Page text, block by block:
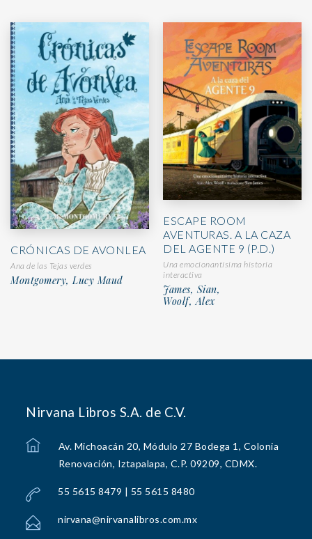
CRÓNICAS DE AVONLEA
Ana de las Tejas verdes
Montgomery, Lucy Maud
ESCAPE ROOM
AVENTURAS. A LA CAZA
DEL AGENTE 9 (P.D.)
Una emocionantísima historia
interactiva
James, Sian,
Woolf, Alex
Nirvana Libros S.A. de C.V.
Av. Michoacán 20, Módulo 27 Bodega 1, Colonia
Renovación, Iztapalapa, C.P. 09209, CDMX.
55 5615 8479 | 55 5615 8480
nirvana@nirvanalibros.com.mx